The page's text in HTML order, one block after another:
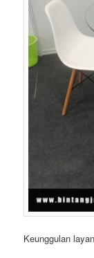
Keunggulan